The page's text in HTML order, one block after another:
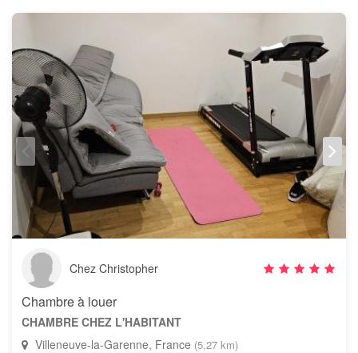
Chez Christopher
Chambre à louer
CHAMBRE CHEZ L'HABITANT
Villeneuve-la-Garenne, France (5,27 km)